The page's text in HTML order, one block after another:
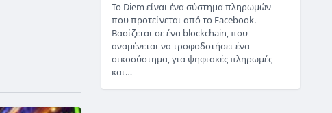
Το Diem είναι ένα σύστημα πληρωμών
που προτείνεται από το Facebook.
Βασίζεται σε ένα blockchain, που
αναμένεται να τροφοδοτήσει ένα
οικοσύστημα, για ψηφιακές πληρωμές
και…